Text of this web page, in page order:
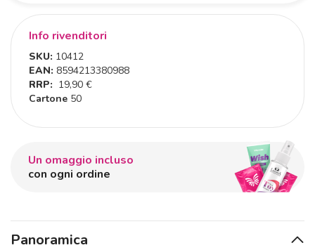
Info rivenditori
SKU: 10412
EAN: 8594213380988
RRP: 19,90 €
Cartone 50
Un omaggio incluso
con ogni ordine
Panoramica